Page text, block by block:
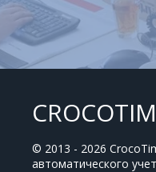
© 2013 - 2026
автоматического